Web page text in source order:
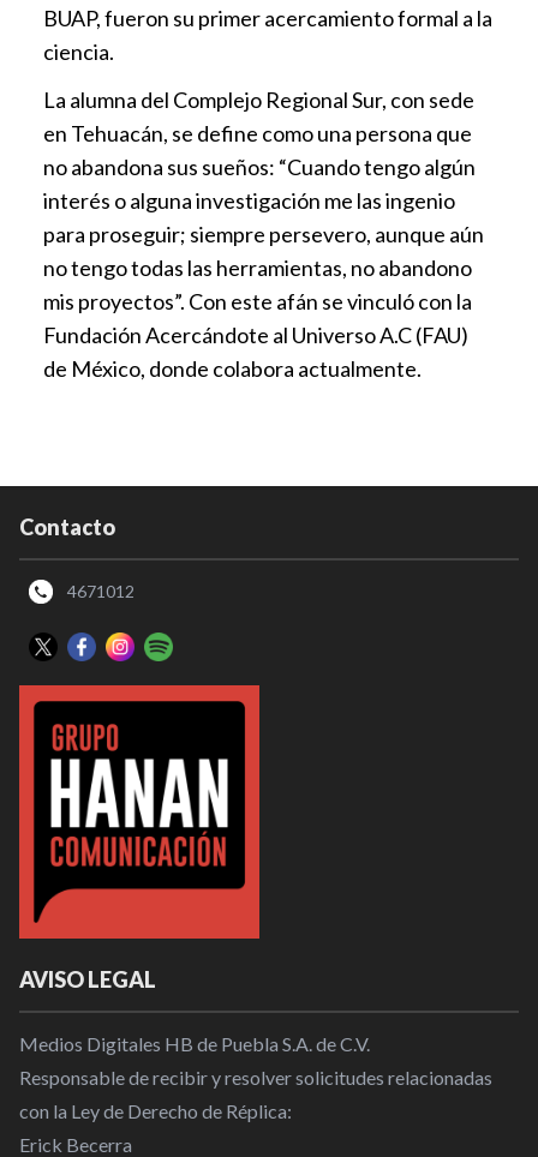
BUAP, fueron su primer acercamiento formal a la
ciencia.
La alumna del Complejo Regional Sur, con sede
en Tehuacán, se define como una persona que
no abandona sus sueños: “Cuando tengo algún
interés o alguna investigación me las ingenio
para proseguir; siempre persevero, aunque aún
no tengo todas las herramientas, no abandono
mis proyectos”. Con este afán se vinculó con la
Fundación Acercándote al Universo A.C (FAU)
de México, donde colabora actualmente.
Contacto
4671012
AVISO LEGAL
Medios Digitales HB de Puebla S.A. de C.V.
Responsable de recibir y resolver solicitudes relacionadas
con la Ley de Derecho de Réplica:
Erick Becerra